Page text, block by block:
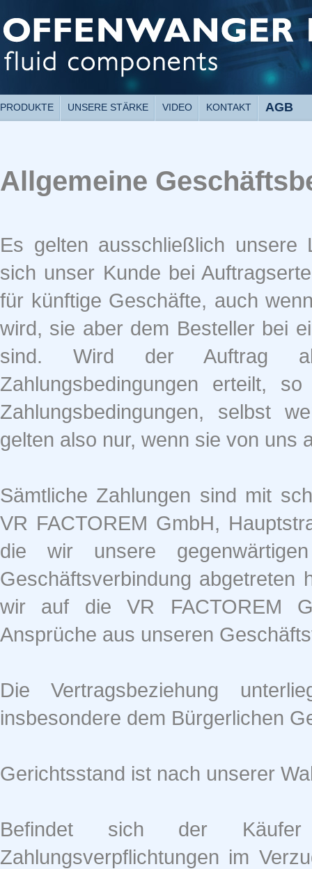
PRODUKTE UNSERE STÄRKE VIDEO KONTAKT AGB
Allgemeine
Es gelten ausschließlich unsere
sich unser Kunde bei
für künftige Geschäfte, auch
wird, sie aber dem Besteller bei
sind. Wird der Auftrag
Zahlungsbedingungen erteilt,
Zahlungsbedingungen, selbst
gelten also nur, wenn sie von uns
Sämtliche Zahlungen sind mit
VR FACTOREM GmbH,
die wir unsere
Geschäftsverbindung abgetreten
wir auf die VR FACTOREM
Ansprüche aus unseren
Die Vertragsbeziehung
insbesondere dem Bürgerlichen
Gerichtsstand ist nach unserer
Befindet sich der Käufer
Zahlungsverpflichtungen im